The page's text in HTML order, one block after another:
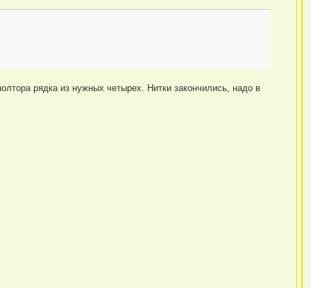
рядка из нужных четырех. Нитки закончились, надо в